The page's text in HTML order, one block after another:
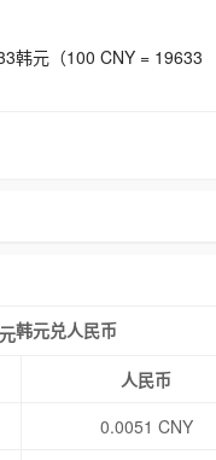
韩元（100 CNY = 19633
韩元兑人民币
人民币
0.0051 CNY